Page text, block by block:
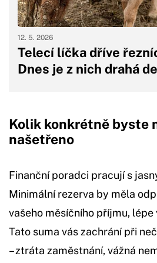
Telecí líčka dříve
Dnes je z nich drahá
12. 5. 2026
Kolik konkrétně byste
našetřeno
Finanční poradci pracují s
Minimální rezerva by měla
vašeho měsíčního příjmu,
Tato suma vás zachrání při
– ztráta zaměstnání, vážná